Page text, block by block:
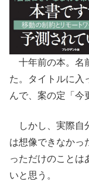
十年前の本。名
た。タイトルに入
んで、案の定「今
しかし、実際自
は想像できなかっ
っただけのことは
いと思う。